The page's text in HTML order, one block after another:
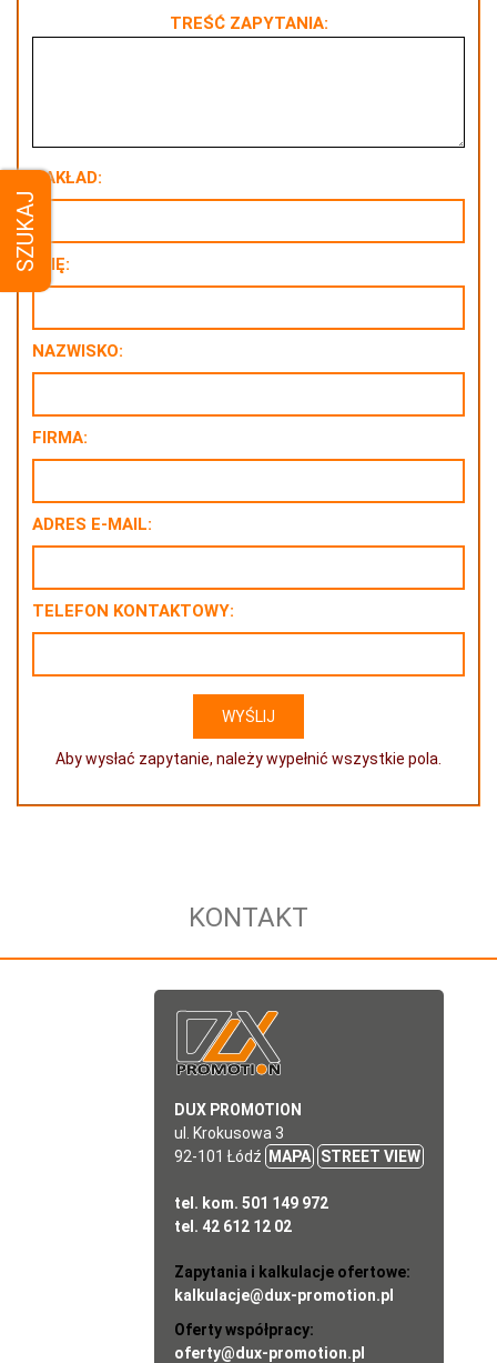
SZUKAJ
TREŚĆ ZAPYTANIA:
NAKŁAD:
IMIĘ:
NAZWISKO:
FIRMA:
ADRES E-MAIL:
TELEFON KONTAKTOWY:
Aby wysłać zapytanie, należy wypełnić wszystkie pola.
KONTAKT
DUX PROMOTION
ul. Krokusowa 3
92-101 Łódź
MAPA STREET VIEW
tel. kom. 501 149 972
tel. 42 612 12 02
Zapytania i kalkulacje ofertowe:
kalkulacje@dux-promotion.pl
Oferty współpracy:
oferty@dux-promotion.pl